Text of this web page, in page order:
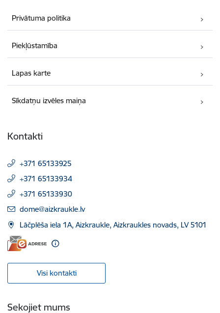
Privātuma politika
Piekļūstamība
Lapas karte
Sīkdatņu izvēles maiņa
Kontakti
+371 65133925
+371 65133934
+371 65133930
E-pasts:
dome@aizkraukle.lv
Lāčplēša iela 1A, Aizkraukle, Aizkraukles novads, LV 5101
Visi kontakti
Sekojiet mums